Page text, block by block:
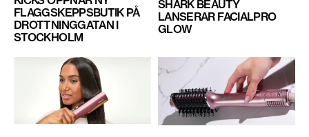
FLAGGSKEPPSBUTIK PÅ
DROTTNINGGATAN I
STOCKHOLM
SHARK BEAUTY
LANSERAR FACIALPRO
GLOW